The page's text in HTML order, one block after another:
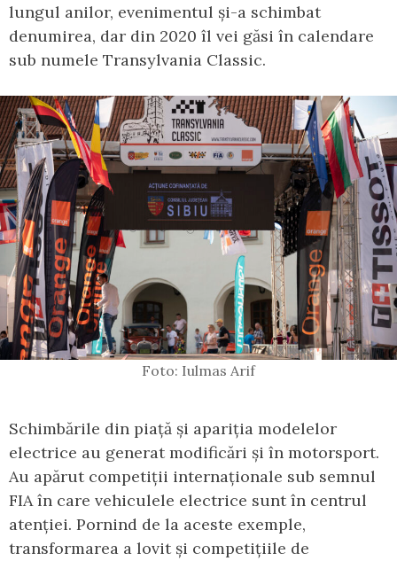
lungul anilor, evenimentul și-a schimbat
denumirea, dar din 2020 îl vei găsi în calendare
sub numele Transylvania Classic.
Foto: Iulmas Arif
Schimbările din piață și apariția modelelor
electrice au generat modificări și în motorsport.
Au apărut competiții internaționale sub semnul
FIA în care vehiculele electrice sunt în centrul
atenției. Pornind de la aceste exemple,
transformarea a lovit și competițiile de